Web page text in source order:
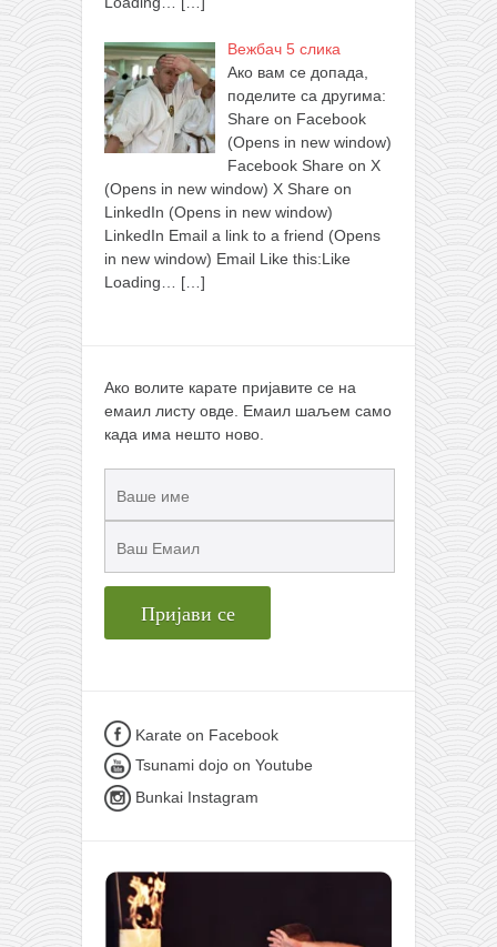
Вежбач 5 слика
Ако вам се допада,
поделите са другима:
Share on Facebook
(Opens in new window)
Facebook Share on X
(Opens in new window) X Share on
LinkedIn (Opens in new window)
LinkedIn Email a link to a friend (Opens
in new window) Email Like this:Like
Loading…
[…]
Ако волите карате пријавите се на
емаил листу овде. Емаил шаљем само
када има нешто ново.
Karate on Facebook
Tsunami dojo on Youtube
Bunkai Instagram